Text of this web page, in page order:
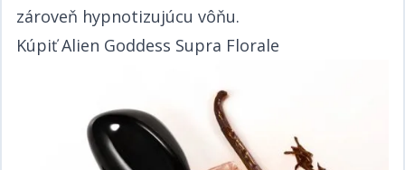
zároveň hypnotizujúcu vôňu.​​​​‌ ‍ ​‍​‍‌‍ ‌ ​‍‌‍‍‌‌‍‌ ‌‍‍‌‌‍ ‍​‍​‍​ ‍‍​‍​‍‌ ​ ‌‍​‌‌‍ ‍‌‍‍‌‌ ‌​‌ ‍‌​‍ ‍‌‍‍‌‌‍ ​‍​‍​‍ ​​‍​‍‌‍‍​‌ ​‍‌‍‌‌‌‍‌‍​‍​‍​ ‍‍​‍​‍‌‍‍​‌ ‌​‌ ‌​‌ ​​​ ‍‍​‍ ​‍ ‌‍ ​‌‍ ‌‍​ ‌‍​‌‌‍ ​‌‍‍​‌‍ ‌ ​ ‌ ‌​​ ‍‍​ ​ ​ ​​​ ​​​ ​​​‍ ‌ ​ ‌ ‌​‌ ‌‌‌‍‌​‌‍‍‌‌‍ ​‍ ‌‍‍‌‌‍ ‍‌ ‌​‌‍‌‌‌‍ ‍‌ ‌​​‍ ‌‍‌‌‌‍‌​‌‍‍‌‌ ‌​​‍ ‌‍ ‌‌‍ ‌‍‌​‌‍‌‌​ ‌‌ ​​‌ ​‍‌‍‌‌‌ ​ ‌‍‌‌‌‍ ‍‌ ‌​‌‍​‌‌ ‌​‌‍‍‌‌‍ ‌‍ ‍​ ‍ ‌‍‍‌‌‍‌​​ ‌‌ ​​‌‍ ‌ ​ ‌ ‌​​‍ ‌​ ​‍​ ​‍​ ​‍​ ​‍​ ‍‌​ ‍‌​ ‍‌​ ‍ ‌ ‌​‌ ‍‌‌ ​​‌‍‌‌​ ‌‌ ​​‌‍ ‌ ​ ‌ ‌​​ ‍ ‌ ​​‌‍​‌‌ ‌​‌‍‍​​ ‌‌‍​ ‌‍ ‌‍ ‍‌ ‌​‌‍‌‌‌‍ ‍‌ ‌​​‍‌‌​ ‌‌‌​​‍‌‌ ‌‍‍ ‌‍‌‌‌ ‍‌​‍‌‌​ ​ ‌​‌​​‍‌‌​ ​ ‌​‌​​‍‌‌​ ​‍​ ​‍​ ‍​​ ​‍​ ‌​​ ‌‌‌‍‌​‌‍​ ​ ‍​​ ​‍​ ​‌‌‍‌‍‌‍​ ‌‍​ ​‍‌‌​ ​‍​ ​‍​‍‌‌​ ‌‌‌​‌​​‍ ‍‌‍​ ‌‍‍​‌‍‍‌‌‍ ​‌‍‌​‌ ​‍‌‍‌‌‌‍ ‍​‍‌‌​ ‌‌‌​​‍‌‌ ‌‍‍ ‌‍‌‌‌ ‍‌​‍‌‌​ ​ ‌​‌​​‍‌‌​ ​ ‌​‌​​‍‌‌​ ​‍​ ​‍​ ‍​​ ​‍​ ‌​​ ‌‌‌‍‌​‌‍​ ​ ‍​​ ​‍​ ​‌‌‍‌‍‌‍​ ‌‍​ ​ ​​​‍‌‌​ ​‍​ ​‍​‍‌‌​ ‌‌‌​‌​​‍ ‍‌ ‌​‌‍‌‌‌ ‍​‌ ‌​​ ‌‍​‍‌‍​‌‌ ​ ‌‍‌‌‌‌‌‌‌ ​‍‌‍ ​​ ‌‌‍‍​‌ ‌​‌ ‌​‌ ​​​‍‌‌​ ​ ‌​​‌​‍‌‌​ ​‍‌​‌‍​‍‌‌​ ​‍‌​‌‍‌‍ ​‌‍ ‌‍​ ‌‍​‌‌‍ ​‌‍‍​‌‍ ‌ ​ ‌ ‌​​‍‌‌​ ​ ‌​​‌​ ​ ​ ​​​ ​​​ ​​​‍‌‌​ ​‍‌​‌‍‌ ​ ‌ ‌​‌ ‌‌‌‍‌​‌‍‍‌‌‍ ​‍‌‍‌‍‍‌‌‍‌​​ ‌‌ ​​‌‍ ‌ ​ ‌ ‌​​‍ ‌​ ​‍​ ​‍​ ​‍​ ​‍​ ‍‌​ ‍‌​ ‍‌​‍‌‍‌ ‌​‌ ‍‌‌ ​​‌‍‌‌​ ‌‌ ​​‌‍ ‌ ​ ‌ ‌​​‍‌‍‌ ​​‌‍​‌‌ ‌​‌‍‍​​ ‌‌‍​ ‌‍ ‌‍ ‍‌ ‌​‌‍‌‌‌‍ ‍‌ ‌​​‍‌‌​ ‌‌‌​​‍‌‌ ‌‍‍ ‌‍‌‌‌ ‍‌​‍‌‌​ ​ ‌​‌​​‍‌‌​ ​ ‌​‌​​‍‌‌​ ​‍​ ​‍​ ‍​​ ​‍​ ‌​​ ‌‌‌‍‌​‌‍​ ​ ‍​​ ​‍​ ​‌‌‍‌‍‌‍​ ‌‍​ ​‍‌‌​ ​‍​ ​‍​‍‌‌​ ‌‌‌​‌​​‍ ‍‌‍​ ‌‍‍​‌‍‍‌‌‍ ​‌‍‌​‌ ​‍‌‍‌‌‌‍ ‍​‍‌‌​ ‌‌‌​​‍‌‌ ‌‍‍ ‌‍‌‌‌ ‍‌​‍‌‌​ ​ ‌​‌​​‍‌‌​ ​ ‌​‌​​‍‌‌​ ​‍​ ​‍​ ‍​​ ​‍​ ‌​​ ‌‌‌‍‌​‌‍​ ​ ‍​​ ​‍​ ​‌‌‍‌‍‌‍​ ‌‍​ ​ ​​​‍‌‌​ ​‍​ ​‍​‍‌‌​ ‌‌‌​‌​​‍ ‍‌ ‌​‌‍‌‌‌ ‍​‌ ‌​​‍‌‍‌ ​​‌‍‌‌‌ ​‍‌ ​ ‌ ​​‌‍‌‌‌‍​ ‌ ‌​‌‍‍‌‌ ‌‍‌‍‌‌​ ‌‌ ​​‌ ‌‌‌‍​‍‌‍ ​‌‍‍‌‌ ​ ‌‍‍​‌‍‌‌‌‍‌​​‍​‍‌ ‌
Kúpiť Alien Goddess Supra Florale​​​​‌ ‍ ​‍​‍‌‍ ‌ ​‍‌‍‍‌‌‍‌ ‌‍‍‌‌‍ ‍​‍​‍​ ‍‍​‍​‍‌ ​ ‌‍​‌‌‍ ‍‌‍‍‌‌ ‌​‌ ‍‌​‍ ‍‌‍‍‌‌‍ ​‍​‍​‍ ​​‍​‍‌‍‍​‌ ​‍‌‍‌‌‌‍‌‍​‍​‍​ ‍‍​‍​‍‌‍‍​‌ ‌​‌ ‌​‌ ​​​ ‍‍​‍ ​‍ ‌‍ ​‌‍ ‌‍​ ‌‍​‌‌‍ ​‌‍‍​‌‍ ‌ ​ ‌ ‌​​ ‍‍​ ​ ​ ​​​ ​​​ ​​​‍ ‌ ​ ‌ ‌​‌ ‌‌‌‍‌​‌‍‍‌‌‍ ​‍ ‌‍‍‌‌‍ ‍‌ ‌​‌‍‌‌‌‍ ‍‌ ‌​​‍ ‌‍‌‌‌‍‌​‌‍‍‌‌ ‌​​‍ ‌‍ ‌‌‍ ‌‍‌​‌‍‌‌​ ‌‌ ​​‌ ​‍‌‍‌‌‌ ​ ‌‍‌‌‌‍ ‍‌ ‌​‌‍​‌‌ ‌​‌‍‍‌‌‍ ‌‍ ‍​ ‍ ‌‍‍‌‌‍‌​​ ‌‌ ​​‌‍ ‌ ​ ‌ ‌​​‍ ‌​ ​‍​ ​‍​ ​‍​ ​‍​ ‍‌​ ‍‌​ ‍‌​ ‍ ‌ ‌​‌ ‍‌‌ ​​‌‍‌‌​ ‌‌ ​​‌‍ ‌ ​ ‌ ‌​​ ‍ ‌ ​​‌‍​‌‌ ‌​‌‍‍​​ ‌‌‍​ ‌‍ ‌‍ ‍‌ ‌​‌‍‌‌‌‍ ‍‌ ‌​​‍‌‌​ ‌‌‌​​‍‌‌ ‌‍‍ ‌‍‌‌‌ ‍‌​‍‌‌​ ​ ‌​‌​​‍‌‌​ ​ ‌​‌​​‍‌‌​ ​‍​ ​‍‌‍‌‌‌‍​‍‌‍‌‌‌‍‌‍​ ‌ ​ ‌‍‌‍​‌​ ‍​​ ‌​​ ‌​​ ​​​ ‌ ​‍‌‌​ ​‍​ ​‍​‍‌‌​ ‌‌‌​‌​​‍ ‍‌‍​ ‌‍‍​‌‍‍‌‌‍ ​‌‍‌​‌ ​‍‌‍‌‌‌‍ ‍​‍‌‌​ ‌‌‌​​‍‌‌ ‌‍‍ ‌‍‌‌‌ ‍‌​‍‌‌​ ​ ‌​‌​​‍‌‌​ ​ ‌​‌​​‍‌‌​ ​‍​ ​‍‌‍​ ‌‍​‌​ ​‌‌‍‌‌​ ‍‌​ ‍​​ ​‌‌‍​‍‌‍​‍​ ​​‌‍‌​​ ​‍​‍‌‌​ ​‍​ ​‍​‍‌‌​ ‌‌‌​‌​​‍ ‍‌ ‌​‌‍‌‌‌ ‍​‌ ‌​​ ‌‍​‍‌‍​‌‌ ​ ‌‍‌‌‌‌‌‌‌ ​‍‌‍ ​​ ‌‌‍‍​‌ ‌​‌ ‌​‌ ​​​‍‌‌​ ​ ‌​​‌​‍‌‌​ ​‍‌​‌‍​‍‌‌​ ​‍‌​‌‍‌‍ ​‌‍ ‌‍​ ‌‍​‌‌‍ ​‌‍‍​‌‍ ‌ ​ ‌ ‌​​‍‌‌​ ​ ‌​​‌​ ​ ​ ​​​ ​​​ ​​​‍‌‌​ ​‍‌​‌‍‌ ​ ‌ ‌​‌ ‌‌‌‍‌​‌‍‍‌‌‍ ​‍‌‍‌‍‍‌‌‍‌​​ ‌‌ ​​‌‍ ‌ ​ ‌ ‌​​‍ ‌​ ​‍​ ​‍​ ​‍​ ​‍​ ‍‌​ ‍‌​ ‍‌​‍‌‍‌ ‌​‌ ‍‌‌ ​​‌‍‌‌​ ‌‌ ​​‌‍ ‌ ​ ‌ ‌​​‍‌‍‌ ​​‌‍​‌‌ ‌​‌‍‍​​ ‌‌‍​ ‌‍ ‌‍ ‍‌ ‌​‌‍‌‌‌‍ ‍‌ ‌​​‍‌‌​ ‌‌‌​​‍‌‌ ‌‍‍ ‌‍‌‌‌ ‍‌​‍‌‌​ ​ ‌​‌​​‍‌‌​ ​ ‌​‌​​‍‌‌​ ​‍​ ​‍‌‍‌‌‌‍​‍‌‍‌‌‌‍‌‍​ ‌ ​ ‌‍‌‍​‌​ ‍​​ ‌​​ ‌​​ ​​​ ‌ ​‍‌‌​ ​‍​ ​‍​‍‌‌​ ‌‌‌​‌​​‍ ‍‌‍​ ‌‍‍​‌‍‍‌‌‍ ​‌‍‌​‌ ​‍‌‍‌‌‌‍ ‍​‍‌‌​ ‌‌‌​​‍‌‌ ‌‍‍ ‌‍‌‌‌ ‍‌​‍‌‌​ ​ ‌​‌​​‍‌‌​ ​ ‌​‌​​‍‌‌​ ​‍​ ​‍‌‍​ ‌‍​‌​ ​‌‌‍‌‌​ ‍‌​ ‍​​ ​‌‌‍​‍‌‍​‍​ ​​‌‍‌​​ ​‍​‍‌‌​ ​‍​ ​‍​‍‌‌​ ‌‌‌​‌​​‍ ‍‌ ‌​‌‍‌‌‌ ‍​‌ ‌​​‍‌‍‌ ​​‌‍‌‌‌ ​‍‌ ​ ‌ ​​‌‍‌‌‌‍​ ‌ ‌​‌‍‍‌‌ ‌‍‌‍‌‌​ ‌‌ ​​‌ ‌‌‌‍​‍‌‍ ​‌‍‍‌‌ ​ ‌‍‍​‌‍‌‌‌‍‌​​‍​‍‌ ‌